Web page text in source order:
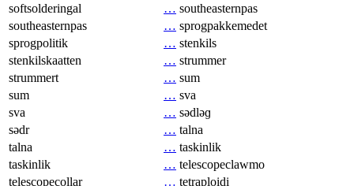
softsolderingal
… southeasternpas
southeasternpas
… sprogpakkemedet
sprogpolitik
… stenkils
stenkilskaatten
… strummer
strummert
… sum
sum
… sva
sva
… sədləɡ
sədr
… talna
talna
… taskinlik
taskinlik
… telescopeclawmo
telescopecollar
… tetraploidi